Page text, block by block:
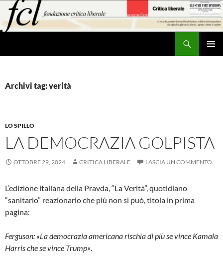
contenuto
Archivi tag: verità
LO SPILLO
LA DEMOCRAZIA GOLPISTA
OTTOBRE 29, 2024 CRITICA LIBERALE LASCIA UN COMMENTO
L’edizione italiana della Pravda, “La Verità”, quotidiano
“sanitario” reazionario che più non si può, titola in prima
pagina:
Ferguson: «La democrazia americana rischia di più se vince Kamala
Harris che se vince Trump»